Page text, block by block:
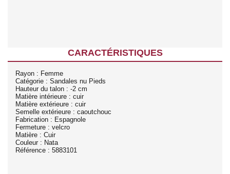
CARACTÉRISTIQUES
Rayon : Femme
Catégorie : Sandales nu Pieds
Hauteur du talon : -2 cm
Matière intérieure : cuir
Matière extérieure : cuir
Semelle extérieure : caoutchouc
Fabrication : Espagnole
Fermeture : velcro
Matière : Cuir
Couleur : Nata
Référence : 5883101